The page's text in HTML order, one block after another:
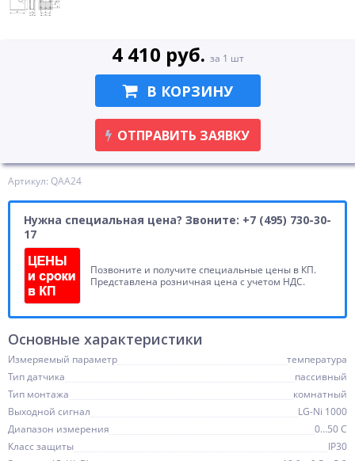
Артикул: QAA24
Нужна специальная цена? Звоните: +7 (495) 730-30-
17
Позвоните и получите специальные цены в КП.
Представлена розничная цена с учетом НДС.
4 410 руб. за 1 шт
В КОРЗИНУ
ОТПРАВИТЬ ЗАЯВКУ
Основные характеристики
Измеряемый параметр
температура
Тип датчика
пассивный
Тип монтажа
комнатный
Выходной сигнал
LG-Ni 1000
Диапазон измерения
0…50 C
Класс защиты
IP30